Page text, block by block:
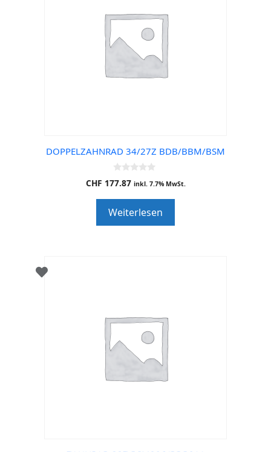
DOPPELZAHNRAD 34/27Z BDB/BBM/BSM
0
o
o
f
5
CHF 177.87 inkl. 7.7% MwSt.
Weiterlesen